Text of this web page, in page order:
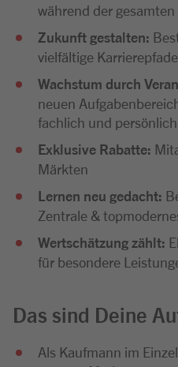
während der
Zukunft gestalten:
vielfältige
Wachstum durch
neuen
fachlich und
Exklusive Rabatte:
Märkten
Lernen neu gedacht:
Zentrale &
Wertschätzung zählt:
für besondere
Das sind Deine
Als Kaufmann im